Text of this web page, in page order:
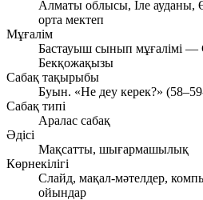
Алматы облысы, Іле ауданы,
орта мектеп
Мұғалім
Бастауыш сынып мұғалімі —
Бекқожақызы
Сабақ тақырыбы
Буын. «Не деу керек?»
Сабақ типі
Аралас сабақ
Әдісі
Мақсатты, шығармашылық
Көрнекілігі
Слайд, мақал-мәтелдер,
ойындар